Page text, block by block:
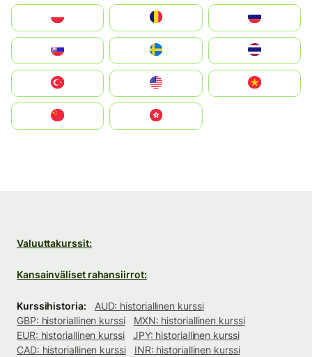
United States
中國香港特別行政區
Valuuttakurssit:
Kansainväliset rahansiirrot:
Kurssihistoria:
AUD: historiallinen kurssi
GBP: historiallinen kurssi
MXN: historiallinen kurssi
EUR: historiallinen kurssi
JPY: historiallinen kurssi
CAD: historiallinen kurssi
INR: historiallinen kurssi